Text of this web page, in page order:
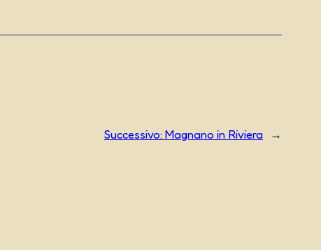
Successivo: Magnano in Riviera →